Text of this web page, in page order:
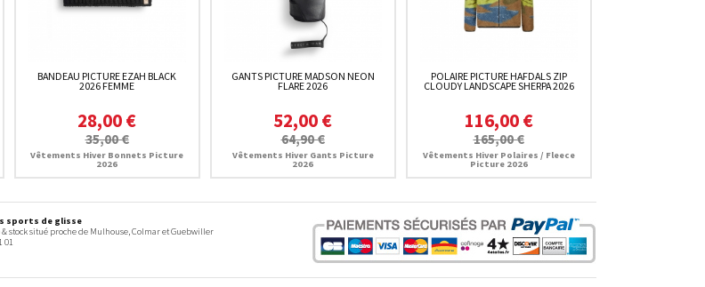
BANDEAU PICTURE EZAH BLACK
2026 FEMME
28,00 €
35,00 €
Vêtements Hiver Bonnets Picture
2026
GANTS PICTURE MADSON NEON
FLARE 2026
52,00 €
64,90 €
Vêtements Hiver Gants Picture
2026
POLAIRE PICTURE HAFDALS ZIP
CLOUDY LANDSCAPE SHERPA 2026
116,00 €
165,00 €
Vêtements Hiver Polaires / Fleece
Picture 2026
sports de glisse
stock situé proche de Mulhouse, Colmar et Guebwiller
01